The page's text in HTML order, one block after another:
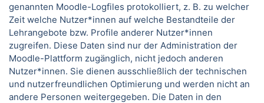
genannten Moodle-Logfiles protokolliert, z. B. zu welcher
Zeit welche Nutzer*innen auf welche Bestandteile der
Lehrangebote bzw. Profile anderer Nutzer*innen
zugreifen. Diese Daten sind nur der Administration der
Moodle-Plattform zugänglich, nicht jedoch anderen
Nutzer*innen. Sie dienen ausschließlich der technischen
und nutzerfreundlichen Optimierung und werden nicht an
andere Personen weitergegeben. Die Daten in den